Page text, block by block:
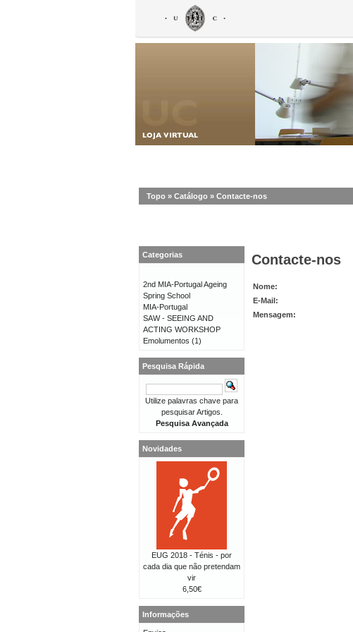
Topo » Catálogo » Contacte-nos
Contacte-nos
Nome:
E-Mail:
Mensagem:
Categorias
2nd MIA-Portugal Ageing
Spring School
MIA-Portugal
SAW - SEEING AND
ACTING WORKSHOP
Emolumentos (1)
Pesquisa Rápida
Utilize palavras chave para
pesquisar Artigos.
Pesquisa Avançada
Novidades
EUG 2018 - Ténis - por
cada dia que não pretendam
vir
6,50€
Informações